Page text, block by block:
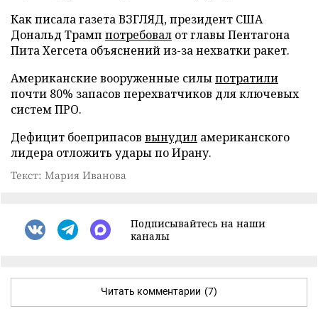
Как писала газета ВЗГЛЯД, президент США
Дональд Трамп потребовал от главы Пентагона
Пита Хегсета объяснений из-за нехватки ракет.
Американские вооруженные силыпотратили
почти 80% запасов перехватчиков для ключевых
систем ПРО.
Дефицит боеприпасов вынудил американского
лидера отложить удары по Ирану.
Текст: Мария Иванова
Подписывайтесь на наши
каналы
Читать комментарии (7)